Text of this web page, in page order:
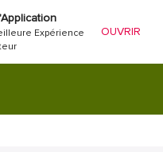
Expérience
OUVRIR